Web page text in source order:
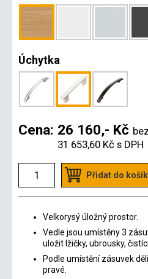
Úchytka
Cena: 26 160,- Kč
31 653,60 Kč s DPH
Přidat do
Velkorysý úložný prostor.
Vedle jsou umístěny 3
uložit lžičky, ubrousky,
Podle umístění zásuvek
pravé.